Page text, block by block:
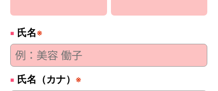
氏名※
氏名（カナ） ※